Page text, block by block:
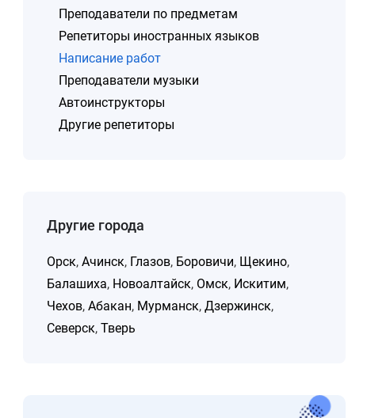
Преподаватели по предметам
Репетиторы иностранных языков
Написание работ
Преподаватели музыки
Автоинструкторы
Другие репетиторы
Другие города
Орск,Ачинск, Глазов, Боровичи, Щекино,
Балашиха, Новоалтайск, Омск, Искитим,
Чехов,Абакан, Мурманск,Дзержинск,
Северск,Тверь